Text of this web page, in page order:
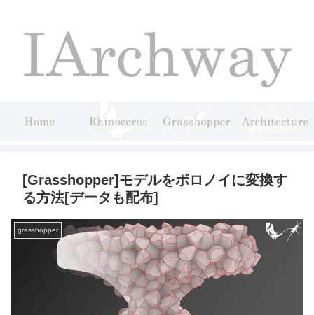
[Grasshopper]モデルをボロノイに変換す
る方法[データも配布]
grasshopper